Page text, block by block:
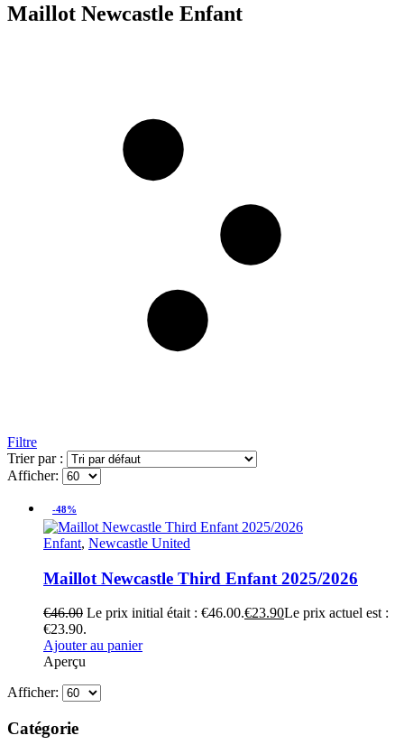
Maillot Newcastle Enfant
Filtre
Trier par :
Afficher:
-48%
Enfant, Newcastle United
Maillot Newcastle Third Enfant 2025/2026
€46.00 Le prix initial était : €46.00.€23.90Le prix actuel est :
€23.90.
Ajouter au panier
Aperçu
Afficher:
Catégorie